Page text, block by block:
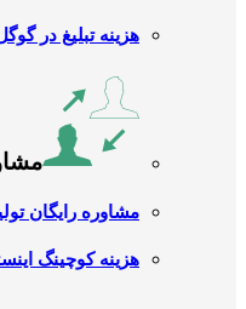
هزینه تبلیغ در
مشاوره رایگان
هزینه کوچینگ